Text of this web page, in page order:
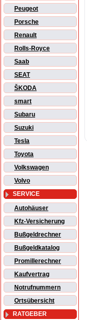
Peugeot
Porsche
Renault
Rolls-Royce
Saab
SEAT
ŠKODA
smart
Subaru
Suzuki
Tesla
Toyota
Volkswagen
Volvo
SERVICE
Autohäuser
Kfz-Versicherung
Bußgeldrechner
Bußgeldkatalog
Promillerechner
Kaufvertrag
Notrufnummern
Ortsübersicht
RATGEBER